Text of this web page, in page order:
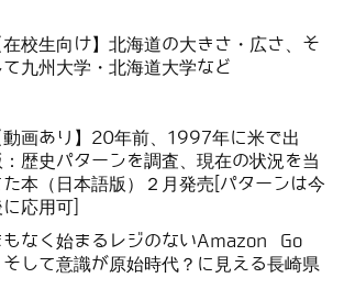
在校生向け】北海道の大きさ・広さ、そ
て九州大学・北海道大学など
動画あり】20年前、1997年に米で出
：歴史パターンを調査、現在の状況を当
た本（日本語版）２月発売[パターンは今
応用可]
もなく始まるレジのないAmazon Go
そして意識が原始時代？に見える長崎県